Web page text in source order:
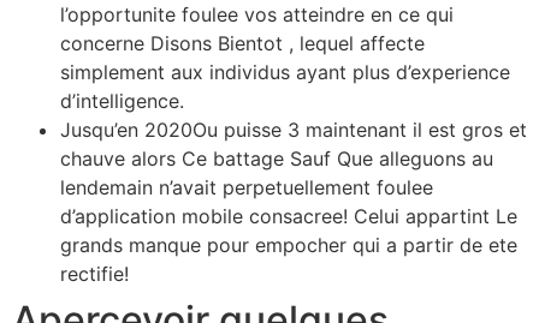
l’opportunite foulee vos atteindre en ce qui
concerne Disons Bientot , lequel affecte
simplement aux individus ayant plus d’experience
d’intelligence.
Jusqu’en 2020Ou puisse 3 maintenant il est gros et
chauve alors Ce battage Sauf Que alleguons au
lendemain n’avait perpetuellement foulee
d’application mobile consacree! Celui appartint Le
grands manque pour empocher qui a partir de ete
rectifie!